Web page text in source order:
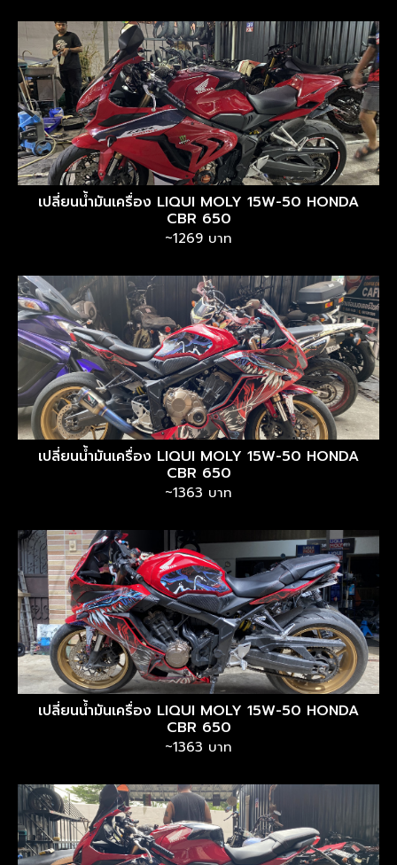
เปลี่ยนน้ำมันเครื่อง LIQUI MOLY 15W-50 HONDA
CBR 650
~1269 บาท
เปลี่ยนน้ำมันเครื่อง LIQUI MOLY 15W-50 HONDA
CBR 650
~1363 บาท
เปลี่ยนน้ำมันเครื่อง LIQUI MOLY 15W-50 HONDA
CBR 650
~1363 บาท